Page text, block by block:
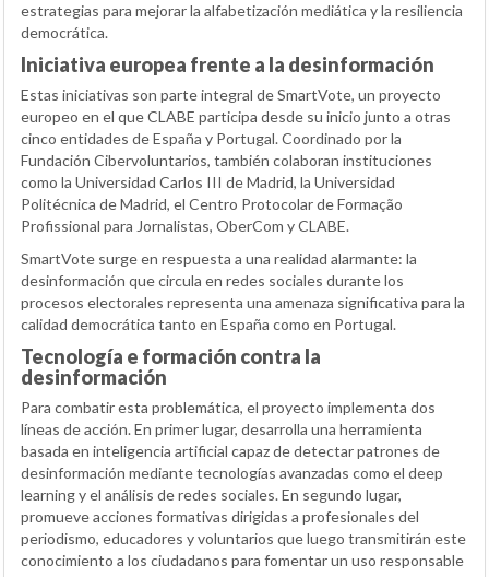
estrategias para mejorar la alfabetización mediática y la resiliencia
democrática.
Iniciativa europea frente a la desinformación
Estas iniciativas son parte integral de SmartVote, un proyecto
europeo en el que CLABE participa desde su inicio junto a otras
cinco entidades de España y Portugal. Coordinado por la
Fundación Cibervoluntarios, también colaboran instituciones
como la Universidad Carlos III de Madrid, la Universidad
Politécnica de Madrid, el Centro Protocolar de Formação
Profissional para Jornalistas, OberCom y CLABE.
SmartVote surge en respuesta a una realidad alarmante: la
desinformación que circula en redes sociales durante los
procesos electorales representa una amenaza significativa para la
calidad democrática tanto en España como en Portugal.
Tecnología e formación contra la
desinformación
Para combatir esta problemática, el proyecto implementa dos
líneas de acción. En primer lugar, desarrolla una herramienta
basada en inteligencia artificial capaz de detectar patrones de
desinformación mediante tecnologías avanzadas como el deep
learning y el análisis de redes sociales. En segundo lugar,
promueve acciones formativas dirigidas a profesionales del
periodismo, educadores y voluntarios que luego transmitirán este
conocimiento a los ciudadanos para fomentar un uso responsable